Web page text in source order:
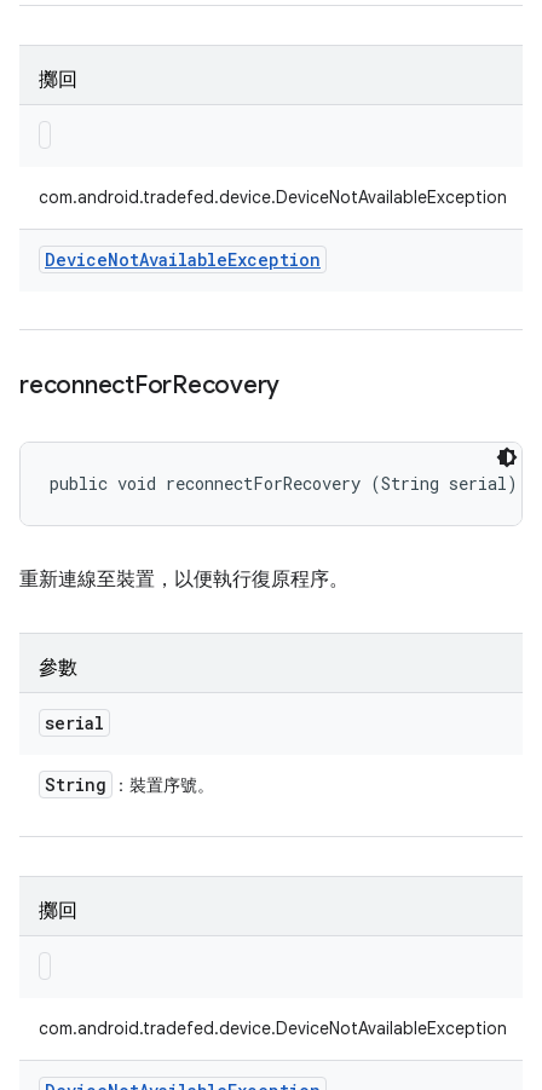
擲回
com.android.tradefed.device.DeviceNotAvailableException
DeviceNotAvailableException
reconnectForRecovery
public void reconnectForRecovery (String serial)
重新連線至裝置，以便執行復原程序。
參數
serial
String ：裝置序號。
擲回
com.android.tradefed.device.DeviceNotAvailableException